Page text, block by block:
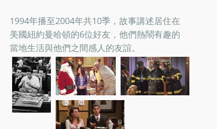
1994年播至2004年共10季，故事講述居住在
美國紐約曼哈頓的6位好友，他們熱鬧有趣的
當地生活與他們之間感人的友誼。